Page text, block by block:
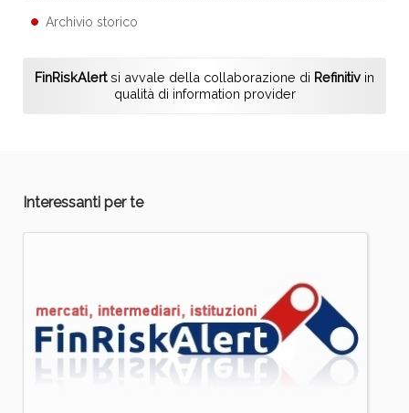
Archivio storico
FinRiskAlertsi avvale della collaborazione di Refinitiv in
qualità di information provider
Interessanti per te